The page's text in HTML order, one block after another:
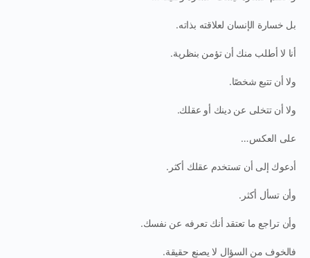
بل خسارة الإنسان لعلاقته بذاته.
أنا لا أطلب منك أن تؤمن بنظرية.
ولا أن تتبع شخصًا.
ولا أن تتخلى عن دينك أو عقلك.
على العكس…
أدعوك إلى أن تستخدم عقلك أكثر.
وأن تسأل أكثر.
وأن تراجع ما تعتقد أنك تعرفه عن نفسك.
فالخوف من السؤال لا يصنع حقيقة.